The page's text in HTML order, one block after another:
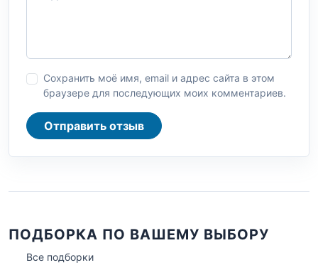
Сохранить моё имя, email и адрес сайта в этом
браузере для последующих моих комментариев.
Отправить отзыв
ПОДБОРКА ПО ВАШЕМУ ВЫБОРУ
Все подборки